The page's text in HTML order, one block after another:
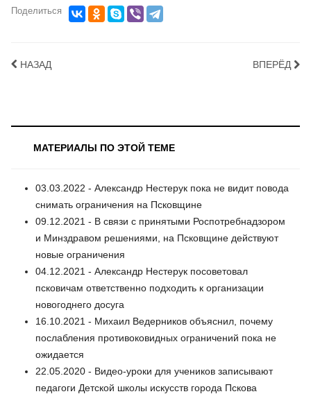
Поделиться
НАЗАД ВПЕРЁД
МАТЕРИАЛЫ ПО ЭТОЙ ТЕМЕ
03.03.2022 - Александр Нестерук пока не видит повода
снимать ограничения на Псковщине
09.12.2021 - В связи с принятыми Роспотребнадзором
и Минздравом решениями, на Псковщине действуют
новые ограничения
04.12.2021 - Александр Нестерук посоветовал
псковичам ответственно подходить к организации
новогоднего досуга
16.10.2021 - Михаил Ведерников объяснил, почему
послабления противоковидных ограничений пока не
ожидается
22.05.2020 - Видео-уроки для учеников записывают
педагоги Детской школы искусств города Пскова